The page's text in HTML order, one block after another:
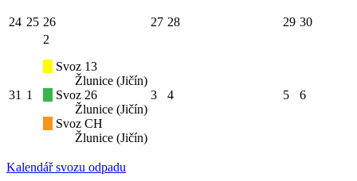
24 25 26 27 28 29 30
31 1
2
Svoz 13
Žlunice (Jičín)
Svoz 26
Žlunice (Jičín)
Svoz CH
Žlunice (Jičín)
3 4 5 6
Kalendář svozu odpadu